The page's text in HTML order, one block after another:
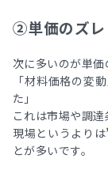
②単価のズレ
次に多いのが単価
「材料価格の変
た」
これは市場や調達
現場というよりは
とが多いです。